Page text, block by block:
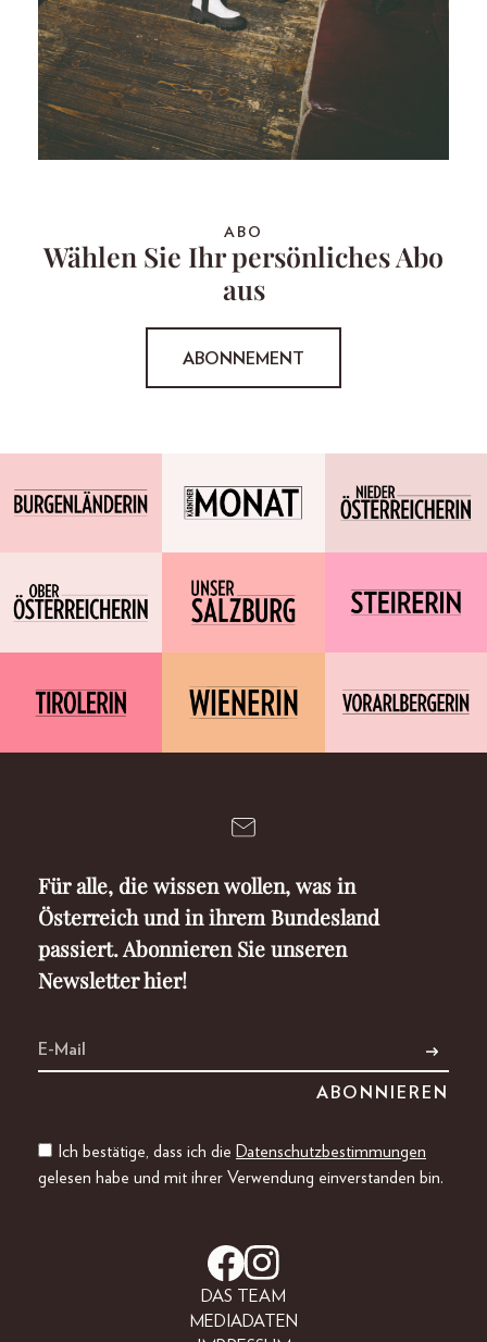
ABO
Wählen Sie Ihr persönliches Abo
aus
ABONNEMENT
Für alle, die wissen wollen, was in
Österreich und in ihrem Bundesland
passiert. Abonnieren Sie unseren
Newsletter hier!
Ich bestätige, dass ich die Datenschutzbestimmungen
gelesen habe und mit ihrer Verwendung einverstanden bin.
DAS TEAM
MEDIADATEN